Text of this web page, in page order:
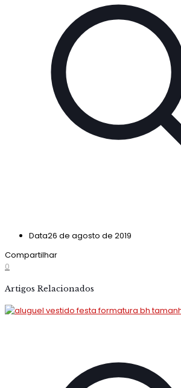
Data26 de agosto de 2019
Compartilhar
0
Artigos Relacionados